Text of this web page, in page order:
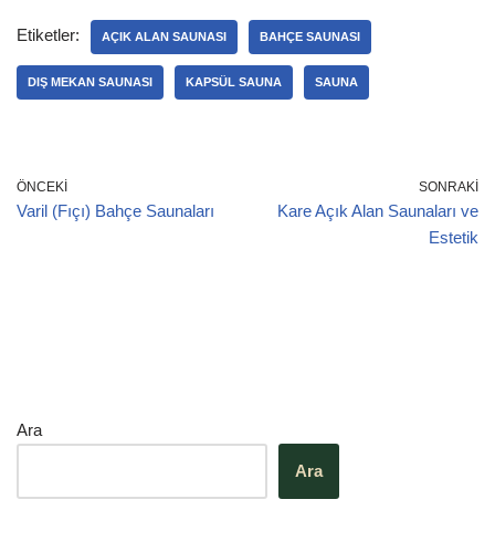
e
b
o
k
e
dI
n
s
A
p
gr
a
m
e
Etiketler: AÇIK ALAN SAUNASI BAHÇE SAUNASI
DIŞ MEKAN SAUNASI KAPSÜL SAUNA SAUNA
ÖNCEKI
Varil (Fıçı) Bahçe Saunaları
SONRAKI
Kare Açık Alan Saunaları ve
Estetik
Ara
Ara